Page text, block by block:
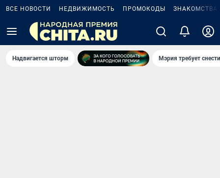
ВСЕ НОВОСТИ НЕДВИЖИМОСТЬ ПРОМОКОДЫ ЗНАКОМСТВА
Надвигается шторм Мэрия требует